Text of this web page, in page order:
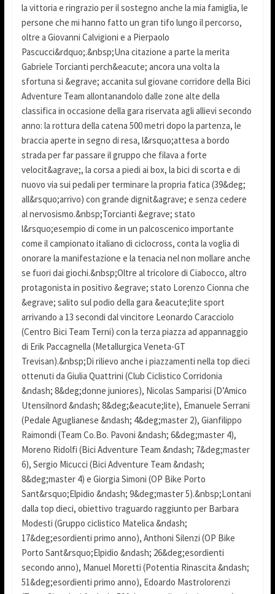
la vittoria e ringrazio per il sostegno anche la mia famiglia, le
persone che mi hanno fatto un gran tifo lungo il percorso,
oltre a Giovanni Calvigioni e a Pierpaolo
Pascucci&rdquo;.&nbsp;Una citazione a parte la merita
Gabriele Torcianti perch&eacute; ancora una volta la
sfortuna si &egrave; accanita sul giovane corridore della Bici
Adventure Team allontanandolo dalle zone alte della
classifica in occasione della gara riservata agli allievi secondo
anno: la rottura della catena 500 metri dopo la partenza, le
braccia aperte in segno di resa, l&rsquo;attesa a bordo
strada per far passare il gruppo che filava a forte
velocit&agrave;, la corsa a piedi ai box, la bici di scorta e di
nuovo via sui pedali per terminare la propria fatica (39&deg;
all&rsquo;arrivo) con grande dignit&agrave; e senza cedere
al nervosismo.&nbsp;Torcianti &egrave; stato
l&rsquo;esempio di come in un palcoscenico importante
come il campionato italiano di ciclocross, conta la voglia di
onorare la manifestazione e la tenacia nel non mollare anche
se fuori dai giochi.&nbsp;Oltre al tricolore di Ciabocco, altro
protagonista in positivo &egrave; stato Lorenzo Cionna che
&egrave; salito sul podio della gara &eacute;lite sport
arrivando a 13 secondi dal vincitore Leonardo Caracciolo
(Centro Bici Team Terni) con la terza piazza ad appannaggio
di Erik Paccagnella (Metallurgica Veneta-GT
Trevisan).&nbsp;Di rilievo anche i piazzamenti nella top dieci
ottenuti da Giulia Quattrini (Club Ciclistico Corridonia
&ndash; 8&deg;donne juniores), Nicolas Samparisi (D’Amico
Utensilnord &ndash; 8&deg;&eacute;lite), Emanuele Serrani
(Pedale Aguglianese &ndash; 4&deg;master 2), Gianfilippo
Raimondi (Team Co.Bo. Pavoni &ndash; 6&deg;master 4),
Moreno Ridolfi (Bici Adventure Team &ndash; 7&deg;master
6), Sergio Micucci (Bici Adventure Team &ndash;
8&deg;master 4) e Giorgia Simoni (OP Bike Porto
Sant&rsquo;Elpidio &ndash; 9&deg;master 5).&nbsp;Lontani
dalla top dieci, obiettivo traguardo raggiunto per Barbara
Modesti (Gruppo ciclistico Matelica &ndash;
17&deg;esordienti primo anno), Anthoni Silenzi (OP Bike
Porto Sant&rsquo;Elpidio &ndash; 26&deg;esordienti
secondo anno), Manuel Moretti (Potentia Rinascita &ndash;
51&deg;esordienti primo anno), Edoardo Mastrolorenzi